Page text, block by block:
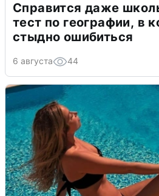
Справится даже
тест по географии, в
стыдно ошибиться
6 августа 44